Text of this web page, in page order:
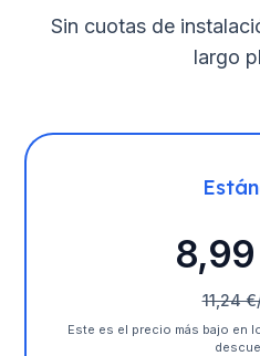
Sin cuotas de
largo
11,24
Este es el precio más bajo en